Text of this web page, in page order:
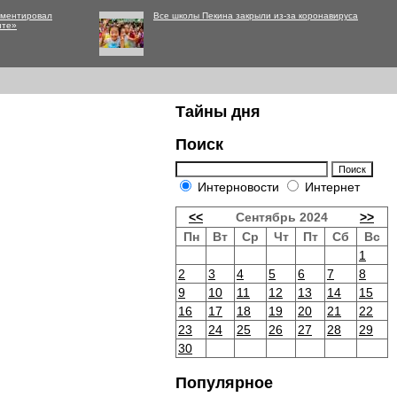
Все школы Пекина закрыли из-за коронавируса
Тайны дня
Поиск
Интерновости Интернет
<< Сентябрь 2024
>>
Пн
Вт Ср Чт Пт Сб
Вс
1
2
3 4 5 6 7
8
9
10 11 12 13 14
15
16
17 18 19 20 21
22
23
24 25 26 27 28
29
30
Популярное